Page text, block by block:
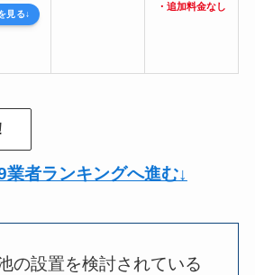
見る↓
・追加料金なし
業者ランキングへ進む↓
の設置を検討されている